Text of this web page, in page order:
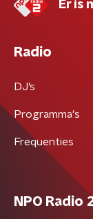
Er is
Radio
DJ’s
Programma's
Frequenties
NPO